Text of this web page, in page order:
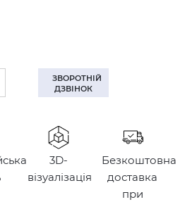
ЗВОРОТНІЙ
ДЗВІНОК
3D-
візуалізація
Безкоштовна
доставка
при